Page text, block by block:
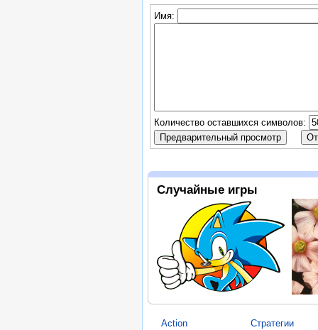
Имя:
Количество оставшихся символов:
Случайные игры
Action
Стратегии